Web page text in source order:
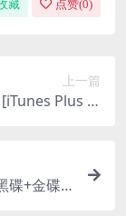
藏 点赞(0)
上一篇
Plus M
碟+金碟 [i